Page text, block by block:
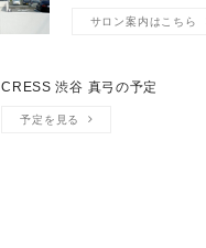
サロン案内はこちら
CRESS 渋谷 真弓の予定
予定を見る